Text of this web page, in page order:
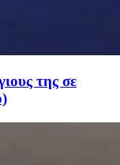
της σε